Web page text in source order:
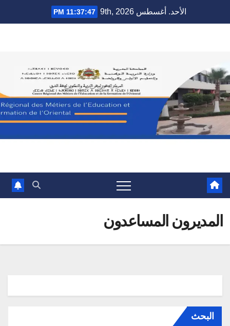
to
الأحد. أغسطس 9th, 2026 11:37:48 PM
المديرون المساعدون
البحث